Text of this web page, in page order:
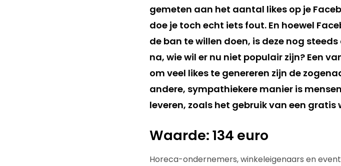
gemeten aan het aantal likes op je
doe je toch echt iets fout. En hoewel
de ban te willen doen, is deze nog
na, wie wil er nu niet populair zijn? Een
om veel likes te genereren zijn de
andere, sympathiekere manier is
leveren, zoals het gebruik van een
Waarde: 134 euro
Horeca-ondernemers, winkeleigenaars en